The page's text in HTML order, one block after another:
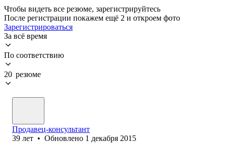
Чтобы видеть все резюме, зарегистрируйтесь
После регистрации покажем ещё 2 и откроем фото
Зарегистрироваться
За всё время
По соответствию
20 резюме
Продавец-консультант
39 лет • Обновлено 1 декабря 2015